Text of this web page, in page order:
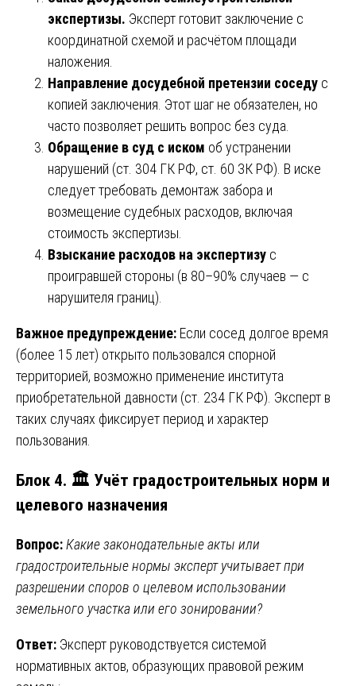
экспертизы. Эксперт готовит заключение с
координатной схемой и расчётом площади
наложения.
Направление досудебной претензии соседу с
копией заключения. Этот шаг не обязателен, но
часто позволяет решить вопрос без суда.
Обращение в суд с иском об устранении
нарушений (ст. 304 ГК РФ, ст. 60 ЗК РФ). В иске
следует требовать демонтаж забора и
возмещение судебных расходов, включая
стоимость экспертизы.
Взыскание расходов на экспертизу с
проигравшей стороны (в 80–90% случаев — с
нарушителя границ).
Важное предупреждение: Если сосед долгое время
(более 15 лет) открыто пользовался спорной
территорией, возможно применение института
приобретательной давности (ст. 234 ГК РФ). Эксперт в
таких случаях фиксирует период и характер
пользования.
Блок 4. 🏛️ Учёт градостроительных норм и
целевого назначения
Вопрос:Какие законодательные акты или
градостроительные нормы эксперт учитывает при
разрешении споров о целевом использовании
земельного участка или его зонировании?
Ответ: Эксперт руководствуется системой
нормативных актов, образующих правовой режим